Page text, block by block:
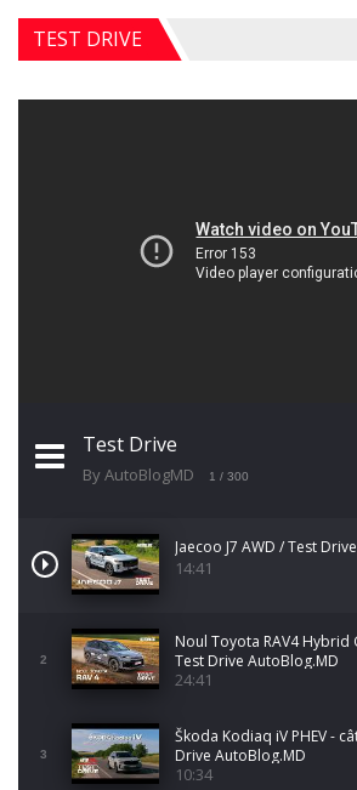
TEST DRIVE
Test Drive
By AutoBlogMD 1 / 300
Jaecoo J7 AWD / Test
14:41
2
Noul Toyota RAV4 Hybrid
Test Drive AutoBlog.MD
24:41
3
Škoda Kodiaq iV PHEV -
Drive AutoBlog.MD
10:34